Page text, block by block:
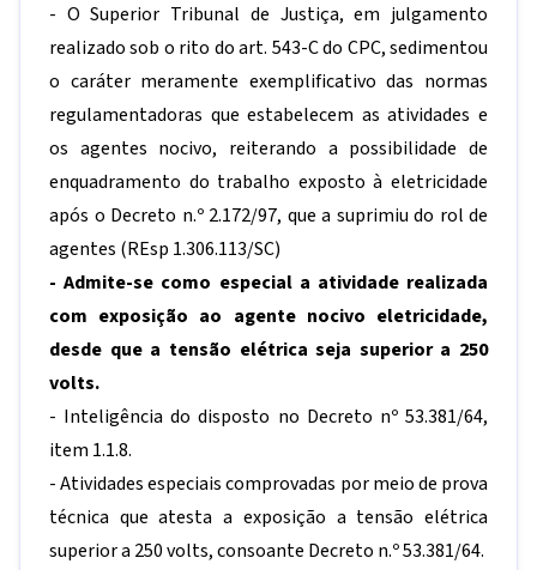
- O Superior Tribunal de Justiça, em julgamento
realizado sob o rito do art. 543-C do CPC, sedimentou
o caráter meramente exemplificativo das normas
regulamentadoras que estabelecem as atividades e
os agentes nocivo, reiterando a possibilidade de
enquadramento do trabalho exposto à eletricidade
após o Decreto n.º 2.172/97, que a suprimiu do rol de
agentes (REsp 1.306.113/SC)
- Admite-se como especial a atividade realizada
com exposição ao agente nocivo eletricidade,
desde que a tensão elétrica seja superior a 250
volts.
- Inteligência do disposto no Decreto nº 53.381/64,
item 1.1.8.
- Atividades especiais comprovadas por meio de prova
técnica que atesta a exposição a tensão elétrica
superior a 250 volts, consoante Decreto n.º 53.381/64.